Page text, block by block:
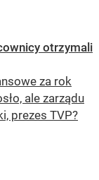
otrzymali
za rok
ale zarządu
prezes TVP?